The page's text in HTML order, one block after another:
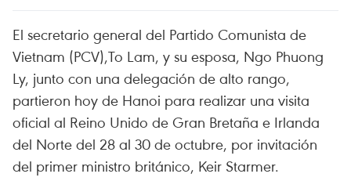
El secretario general del Partido Comunista de
Vietnam (PCV),To Lam, y su esposa, Ngo Phuong
Ly, junto con una delegación de alto rango,
partieron hoy de Hanoi para realizar una visita
oficial al Reino Unido de Gran Bretaña e Irlanda
del Norte del 28 al 30 de octubre, por invitación
del primer ministro británico, Keir Starmer.